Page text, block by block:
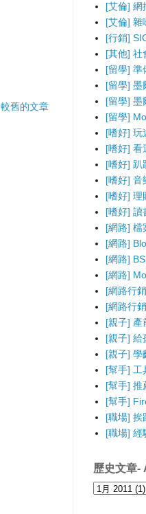
較舊的文章
[艾倫] 網
[艾倫] 雜
[行銷]
[其他] 社
[留學] 準
[留學] 墨
[留學] 墨
[留學]
[嗜好] 玩
[嗜好] 看
[嗜好] 趴
[嗜好] 音
[嗜好] 理
[嗜好] 讀
[網路] 檔
[網路]
[網路]
[網路]
[網路行
[網路行
[親子] 產
[親子] 給
[親子] 學
[幫手] 工
[幫手] 推
[幫手]
[職場] 挨
[職場] 經
歷史文章-